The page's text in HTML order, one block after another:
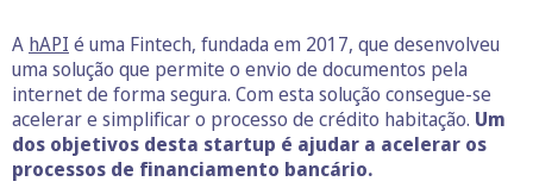
A hAPI é uma Fintech, fundada em 2017, que desenvolveu
uma solução que permite o envio de documentos pela
internet de forma segura. Com esta solução consegue-se
acelerar e simplificar o processo de crédito habitação. Um
dos objetivos desta startup é ajudar a acelerar os
processos de financiamento bancário.